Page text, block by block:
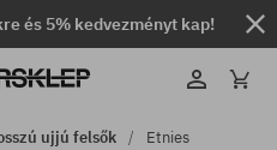
és 5% kedvezményt kap!
ujjú felsők Etnies